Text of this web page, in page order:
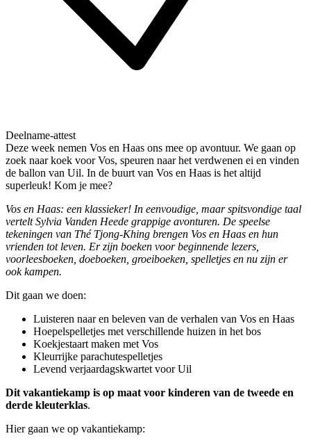
Deelname-attest
Deze week nemen Vos en Haas ons mee op avontuur. We gaan op
zoek naar koek voor Vos, speuren naar het verdwenen ei en vinden
de ballon van Uil. In de buurt van Vos en Haas is het altijd
superleuk! Kom je mee?
Vos en Haas: een klassieker! In eenvoudige, maar spitsvondige taal
vertelt Sylvia Vanden Heede grappige avonturen. De speelse
tekeningen van Thé Tjong-Khing brengen Vos en Haas en hun
vrienden tot leven. Er zijn boeken voor beginnende lezers,
voorleesboeken, doeboeken, groeiboeken, spelletjes en nu zijn er
ook kampen.
Dit gaan we doen:
Luisteren naar en beleven van de verhalen van Vos en Haas
Hoepelspelletjes met verschillende huizen in het bos
Koekjestaart maken met Vos
Kleurrijke parachutespelletjes
Levend verjaardagskwartet voor Uil
Dit vakantiekamp is op maat voor kinderen van de tweede en
derde kleuterklas.
Hier gaan we op vakantiekamp: